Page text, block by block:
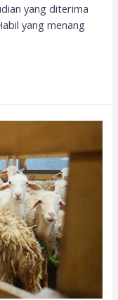
yang diterima
yang menang